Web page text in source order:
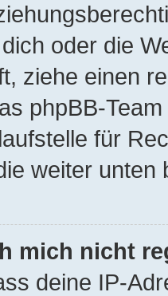
oder die
ziehe einen
phpBB-
für
weiter unten
mich nicht
deine IP-